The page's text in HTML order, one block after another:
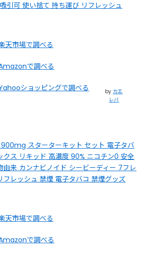
引可 使い捨て 持ち運び リフレッシュ
天市場で調べる
で調べる
ショッピングで調べる by カエ
レバ
スターターキット セット 電子タバ
クス リキッド 高濃度 90% ニコチン0 安全
由来 カンナビノイド シービーディー 7フレ
フレッシュ 禁煙 電子タバコ 禁煙グッズ
天市場で調べる
で調べる